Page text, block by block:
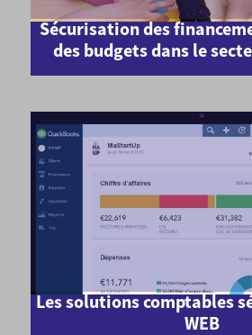
Sécurisation des
des budgets dans le
Les solutions comptables
WEB